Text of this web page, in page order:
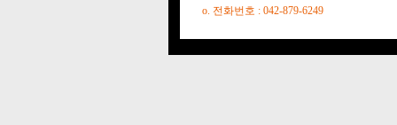
o. 전화번호 : 042-879-6249